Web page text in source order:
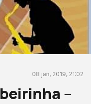
08 jan, 2019, 21:02
–